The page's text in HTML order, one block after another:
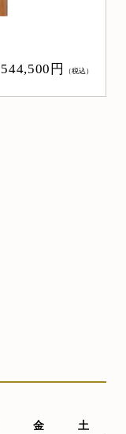
544,500円 （税込）
金
土